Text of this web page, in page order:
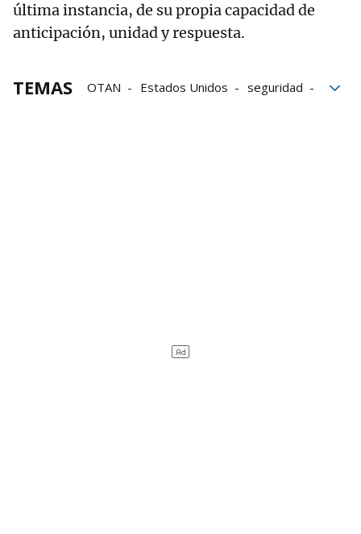
última instancia, de su propia capacidad de
anticipación, unidad y respuesta.
TEMAS OTAN Estados Unidos
seguridad